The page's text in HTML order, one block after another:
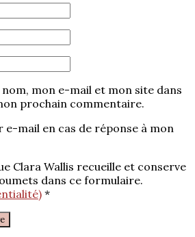
mon e-mail et mon site dans
prochain commentaire.
e-mail en cas de réponse à mon
Clara Wallis recueille et conserve
dans ce formulaire.
*